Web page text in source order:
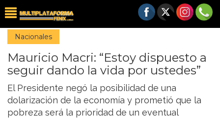
Nacionales
Mauricio Macri: “Estoy dispuesto a
seguir dando la vida por ustedes”
El Presidente negó la posibilidad de una
dolarización de la economía y prometió que la
pobreza será la prioridad de un eventual